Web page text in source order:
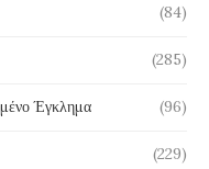
(84)
(285)
Έγκλημα (96)
(229)